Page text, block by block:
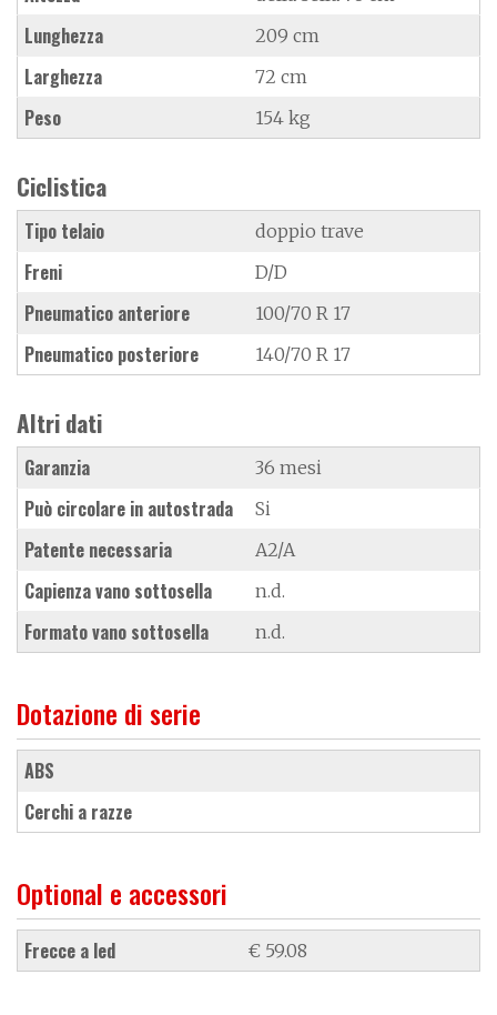
Lunghezza 209 cm
Larghezza 72 cm
Peso 154 kg
Ciclistica
Tipo telaio doppio trave
Freni D/D
Pneumatico anteriore 100/70 R 17
Pneumatico posteriore 140/70 R 17
Altri dati
Garanzia 36 mesi
Può circolare in autostrada Si
Patente necessaria A2/A
Capienza vano sottosella n.d.
Formato vano sottosella n.d.
Dotazione di serie
ABS
cerchi a razze
Optional e accessori
frecce a led € 59.08